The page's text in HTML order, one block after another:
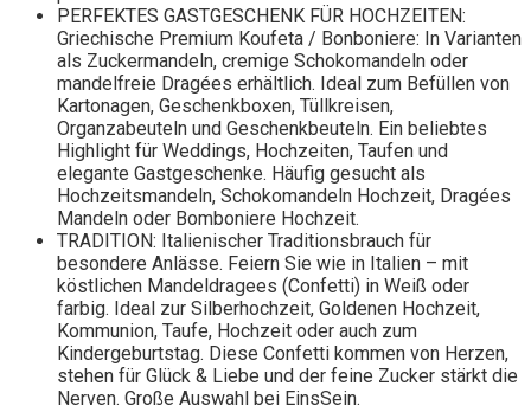
PERFEKTES GASTGESCHENK FÜR HOCHZEITEN:
Griechische Premium Koufeta / Bonboniere: In Varianten
als Zuckermandeln, cremige Schokomandeln oder
mandelfreie Dragées erhältlich. Ideal zum Befüllen von
Kartonagen, Geschenkboxen, Tüllkreisen,
Organzabeuteln und Geschenkbeuteln. Ein beliebtes
Highlight für Weddings, Hochzeiten, Taufen und
elegante Gastgeschenke. Häufig gesucht als
Hochzeitsmandeln, Schokomandeln Hochzeit, Dragées
Mandeln oder Bomboniere Hochzeit.
TRADITION: Italienischer Traditionsbrauch für
besondere Anlässe. Feiern Sie wie in Italien – mit
köstlichen Mandeldragees (Confetti) in Weiß oder
farbig. Ideal zur Silberhochzeit, Goldenen Hochzeit,
Kommunion, Taufe, Hochzeit oder auch zum
Kindergeburtstag. Diese Confetti kommen von Herzen,
stehen für Glück & Liebe und der feine Zucker stärkt die
Nerven. Große Auswahl bei EinsSein.